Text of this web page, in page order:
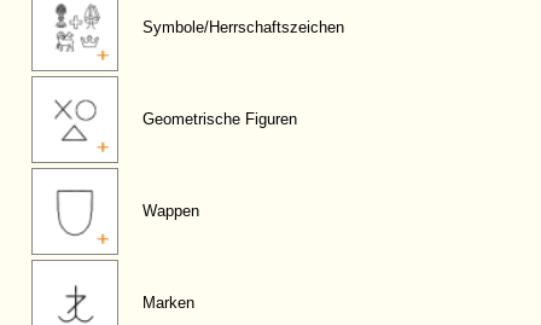
Symbole/Herrschaftszeichen
Geometrische Figuren
Wappen
Marken